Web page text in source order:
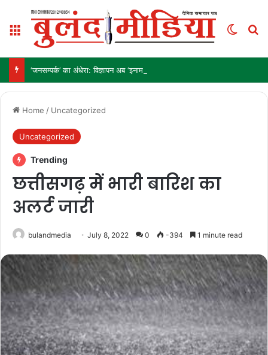
Menu
‘जनसम्पर्क’ का अंधेरा: विज्ञापन अब ‘इनाम’ नहीं, ‘हथियार’ है!
Home / Uncategorized
Uncategorized
Trending
छत्तीसगढ़ में भारी बारिश का
अलर्ट जारी
bulandmedia July 8, 2022 0 -394 1 minute read